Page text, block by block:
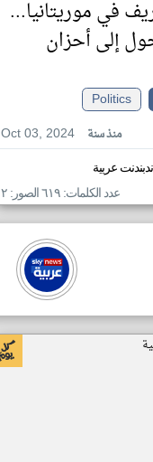
في موريتانيا...
إلى أحزان
Politics
Oct 03, 2024
منذ سنة
عربية
عدد الكلمات: ٦١٩ الصور: ٢